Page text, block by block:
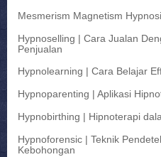
Mesmerism Magnetism
Hypnoselling | Cara Jualan
Penjualan
Hypnolearning | Cara Belajar
Hypnoparenting | Aplikasi
Hypnobirthing | Hipnoterapi
Hypnoforensic | Teknik
Kebohongan